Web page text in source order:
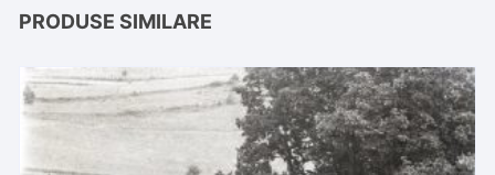
PRODUSE SIMILARE